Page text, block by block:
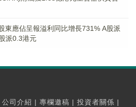
東應佔呈報溢利同比增長731% A股派
派0.3港元
公司介紹 | 專欄邀稿 | 投資者關係 |